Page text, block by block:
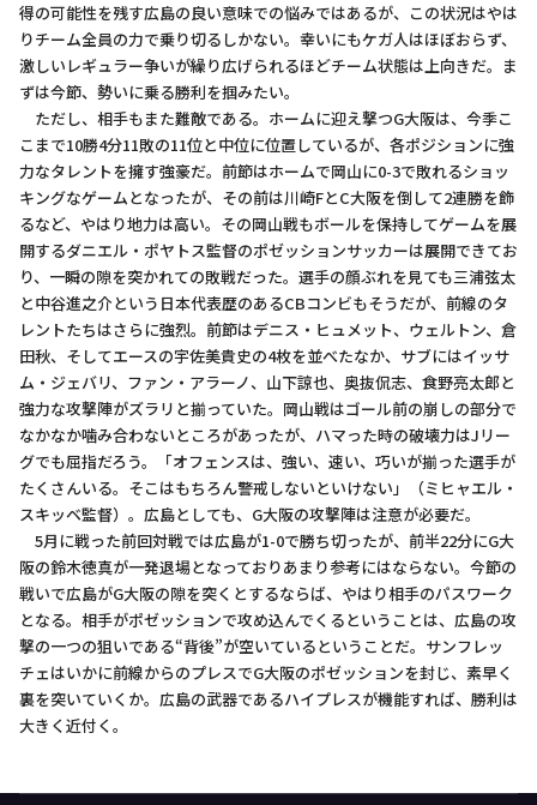
得の可能性を残す広島の良い意味での悩みではあるが、この状況はやは
りチーム全員の力で乗り切るしかない。幸いにもケガ人はほぼおらず、
激しいレギュラー争いが繰り広げられるほどチーム状態は上向きだ。ま
ずは今節、勢いに乗る勝利を掴みたい。
ただし、相手もまた難敵である。ホームに迎え撃つG大阪は、今季こ
こまで10勝4分11敗の11位と中位に位置しているが、各ポジションに強
力なタレントを擁す強豪だ。前節はホームで岡山に0-3で敗れるショッ
キングなゲームとなったが、その前は川崎FとC大阪を倒して2連勝を飾
るなど、やはり地力は高い。その岡山戦もボールを保持してゲームを展
開するダニエル・ポヤトス監督のポゼッションサッカーは展開できてお
り、一瞬の隙を突かれての敗戦だった。選手の顔ぶれを見ても三浦弦太
と中谷進之介という日本代表歴のあるCBコンビもそうだが、前線のタ
レントたちはさらに強烈。前節はデニス・ヒュメット、ウェルトン、倉
田秋、そしてエースの宇佐美貴史の4枚を並べたなか、サブにはイッサ
ム・ジェバリ、ファン・アラーノ、山下諒也、奥抜侃志、食野亮太郎と
強力な攻撃陣がズラリと揃っていた。岡山戦はゴール前の崩しの部分で
なかなか噛み合わないところがあったが、ハマった時の破壊力はJリー
グでも屈指だろう。「オフェンスは、強い、速い、巧いが揃った選手が
たくさんいる。そこはもちろん警戒しないといけない」（ミヒャエル・
スキッベ監督）。広島としても、G大阪の攻撃陣は注意が必要だ。
5月に戦った前回対戦では広島が1-0で勝ち切ったが、前半22分にG大
阪の鈴木徳真が一発退場となっておりあまり参考にはならない。今節の
戦いで広島がG大阪の隙を突くとするならば、やはり相手のパスワーク
となる。相手がポゼッションで攻め込んでくるということは、広島の攻
撃の一つの狙いである“背後”が空いているということだ。サンフレッ
チェはいかに前線からのプレスでG大阪のポゼッションを封じ、素早く
裏を突いていくか。広島の武器であるハイプレスが機能すれば、勝利は
大きく近付く。